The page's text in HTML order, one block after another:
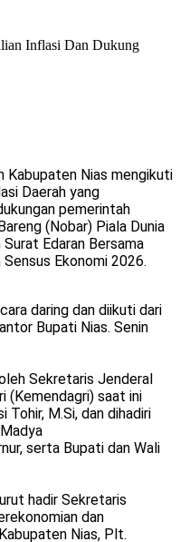
Kabupaten Nias mengikuti
Daerah yang
pemerintah
(Nobar) Piala Dunia
Edaran Bersama
Ekonomi 2026.
daring dan diikuti dari
Bupati Nias. Senin
Sekretaris Jenderal
(Kemendagri) saat ini
Tohir, M.Si, dan dihadiri
serta Bupati dan Wali
hadir Sekretaris
dan
Nias, Plt.